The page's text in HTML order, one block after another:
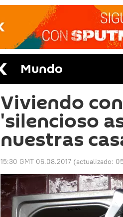
Mundo
Viviendo
'silencioso
nuestras
15:30 GMT 06.08.2017 (actualizado: